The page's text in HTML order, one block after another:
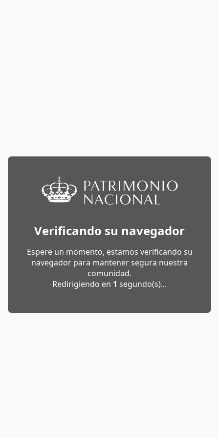
Verificando su navegador
Espere un momento, estamos verificando su
navegador para mantener segura nuestra
comunidad.
Redirigiendo en 1 segundo(s)...